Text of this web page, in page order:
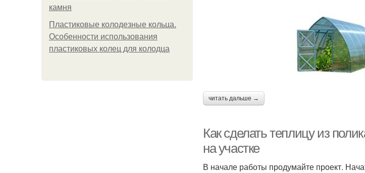
камня
Пластиковые колодезные кольца.
Особенности использования
пластиковых колец для колодца
читать дальше →
Как сделать теплицу из
на участке
В начале работы продумайте проект.